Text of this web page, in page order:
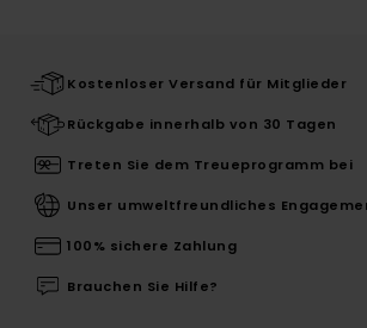
Kostenloser Versand für Mitglieder
Rückgabe innerhalb von 30 Tagen
Treten Sie dem Treueprogramm bei
Unser umweltfreundliches
100% sichere Zahlung
Brauchen Sie Hilfe?